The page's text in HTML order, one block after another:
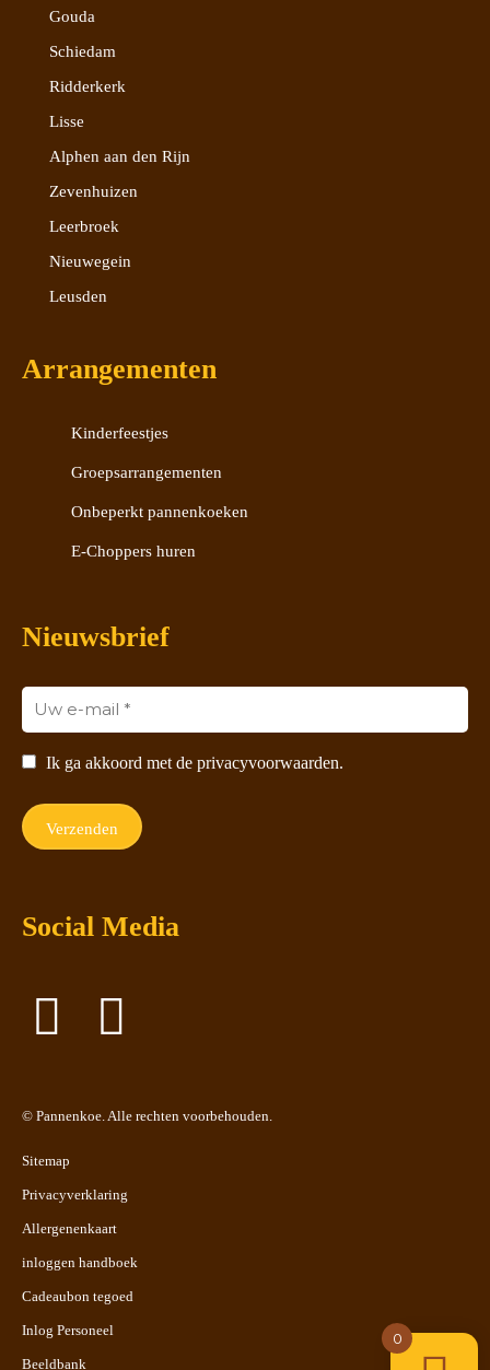
Gouda
Schiedam
Ridderkerk
Lisse
Alphen aan den Rijn
Zevenhuizen
Leerbroek
Nieuwegein
Leusden
Arrangementen
Kinderfeestjes
Groepsarrangementen
Onbeperkt pannenkoeken
E-Choppers huren
Nieuwsbrief
Ik ga akkoord met de privacyvoorwaarden.
Social Media
© Pannenkoe. Alle rechten voorbehouden.
Sitemap
Privacyverklaring
Allergenenkaart
inloggen handboek
Cadeaubon tegoed
Inlog Personeel
Beeldbank
0